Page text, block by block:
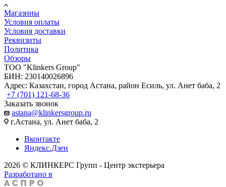
Магазины
Условия оплаты
Условия доставки
Реквизиты
Политика
Обзоры
TOO "Klinkers Group"
БИН: 230140026896
Адрес: Казахстан, город Астана, район Есиль, ул. Анет баба, 2
+7 (701) 121-68-36
Заказать звонок
astana@klinkersgroup.ru
г.Астана, ул. Анет баба, 2
Вконтакте
Яндекс.Дзен
2026 © КЛИНКЕРС Групп - Центр экстерьера
Разработано в